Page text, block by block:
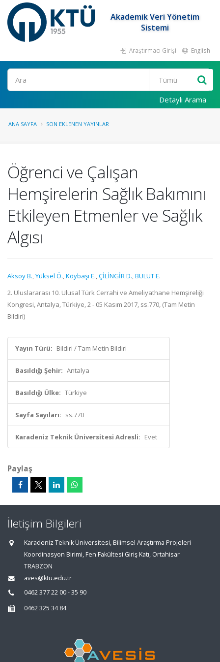
Akademik Veri Yönetim
Sistemi
Araştırmacı Girişi English
Ara
Detaylı Arama
ANA SAYFA SON EKLENEN YAYINLAR
Öğrenci ve Çalışan
Hemşirelerin Sağlık Bakımını
Etkileyen Etmenler ve Sağlık
Algısı
Aksoy B.,Yüksel Ö.,Köybaşı E.,ÇİLİNGİR D.,BULUT E.
2. Uluslararası 10. Ulusal Türk Cerrahi ve Ameliyathane Hemşireliği
Kongresi, Antalya, Türkiye, 2 - 05 Kasım 2017, ss.770, (Tam Metin
Bildiri)
Yayın Türü: Bildiri / Tam Metin Bildiri
Basıldığı Şehir: Antalya
Basıldığı Ülke: Türkiye
Sayfa Sayıları: ss.770
Karadeniz Teknik Üniversitesi Adresli: Evet
Paylaş
İletişim Bilgileri
Karadeniz Teknik Üniversitesi, Bilimsel Araştırma Projeleri
Koordinasyon Birimi, Fen Fakültesi Giriş Katı, Ortahisar
TRABZON
aves@ktu.edu.tr
0462 377 22 00 - 35 90
0462 325 34 84